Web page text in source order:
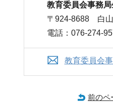
教育委員会事務
〒924-8688 白
電話：076-274-
教育委員会
前のペ